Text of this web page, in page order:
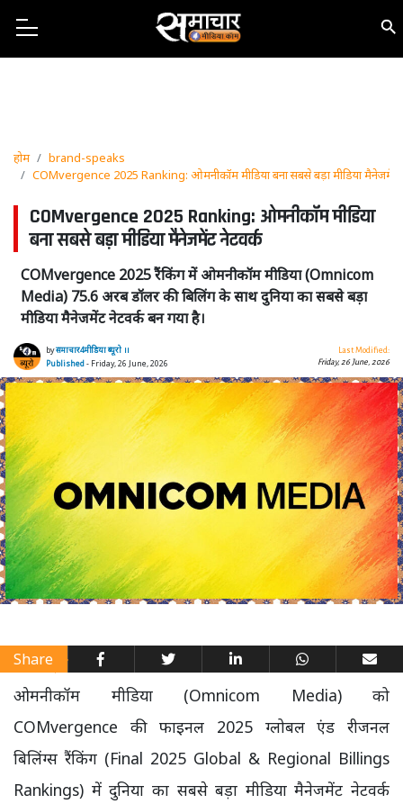
होम
brand-speaks
COMvergence 2025 Ranking: ओमनीकॉम मीडिया बना सबसे बड़ा मीडिया मैनेजमेंट
COMvergence 2025 Ranking: ओमनीकॉम मीडिया
बना सबसे बड़ा मीडिया मैनेजमेंट नेटवर्क
COMvergence 2025 रैंकिंग में ओमनीकॉम मीडिया (Omnicom
Media) 75.6 अरब डॉलर की बिलिंग के साथ दुनिया का सबसे बड़ा
मीडिया मैनेजमेंट नेटवर्क बन गया है।
byसमाचार4मीडिया ब्यूरो ।।
Published- Friday, 26 June, 2026
Last Modified:
Friday, 26 June, 2026
Share
ओमनीकॉम मीडिया (Omnicom Media) को
COMvergence की फाइनल 2025 ग्लोबल एंड रीजनल
बिलिंग्स रैंकिंग (Final 2025 Global & Regional Billings
Rankings) में दुनिया का सबसे बड़ा मीडिया मैनेजमेंट नेटवर्क